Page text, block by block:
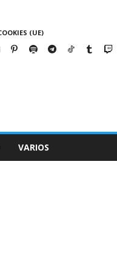
(UE)
VARIOS